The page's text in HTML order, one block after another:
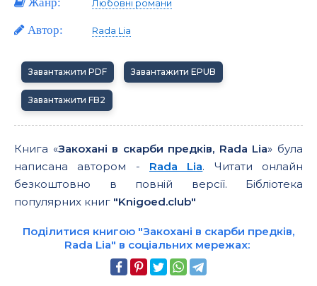
Любовні романи
Автор: Rada Lia
Завантажити PDF Завантажити EPUB
Завантажити FB2
Книга «Закохані в скарби предків, Rada Lia» була
написана автором - Rada Lia. Читати онлайн
безкоштовно в повній версії. Бібліотека
популярних книг "Knigoed.club"
Поділитися книгою "Закохані в скарби предків,
Rada Lia" в соціальних мережах: